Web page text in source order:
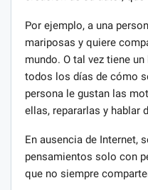
Por ejemplo, a una
mariposas y quiere
mundo. O tal vez tiene
todos los días de cómo
persona le gustan las
ellas, repararlas y hablar
En ausencia de Internet,
pensamientos solo con
que no siempre